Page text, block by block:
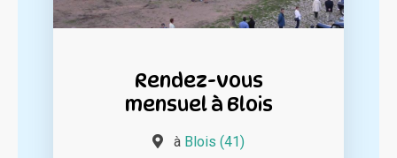
Rendez-vous
mensuel à Blois
à Blois (41)